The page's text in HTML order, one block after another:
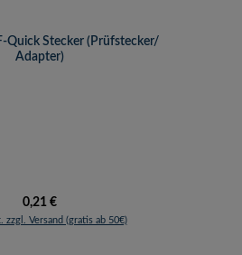
Quick Stecker (Prüfstecker/
Adapter)
Regulärer Preis:
0,21 €
zzgl. Versand (gratis ab 50€)